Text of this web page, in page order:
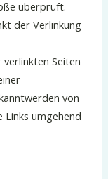
überprüft.
der Verlinkung
Seiten
von
umgehend